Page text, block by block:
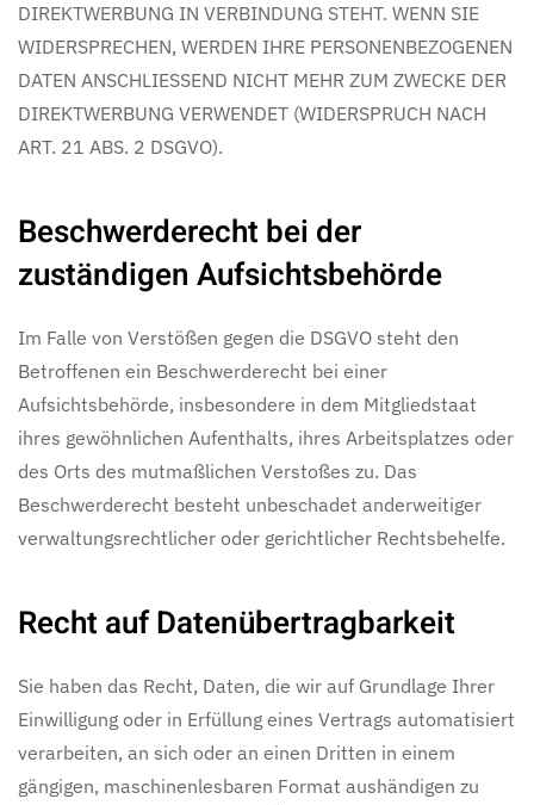
DIREKTWERBUNG IN VERBINDUNG STEHT. WENN SIE
WIDERSPRECHEN, WERDEN IHRE PERSONENBEZOGENEN
DATEN ANSCHLIESSEND NICHT MEHR ZUM ZWECKE DER
DIREKTWERBUNG VERWENDET (WIDERSPRUCH NACH
ART. 21 ABS. 2 DSGVO).
Beschwerde­recht bei der
zuständigen Aufsichts­behörde
Im Falle von Verstößen gegen die DSGVO steht den
Betroffenen ein Beschwerderecht bei einer
Aufsichtsbehörde, insbesondere in dem Mitgliedstaat
ihres gewöhnlichen Aufenthalts, ihres Arbeitsplatzes oder
des Orts des mutmaßlichen Verstoßes zu. Das
Beschwerderecht besteht unbeschadet anderweitiger
verwaltungsrechtlicher oder gerichtlicher Rechtsbehelfe.
Recht auf Daten­übertrag­barkeit
Sie haben das Recht, Daten, die wir auf Grundlage Ihrer
Einwilligung oder in Erfüllung eines Vertrags automatisiert
verarbeiten, an sich oder an einen Dritten in einem
gängigen, maschinenlesbaren Format aushändigen zu